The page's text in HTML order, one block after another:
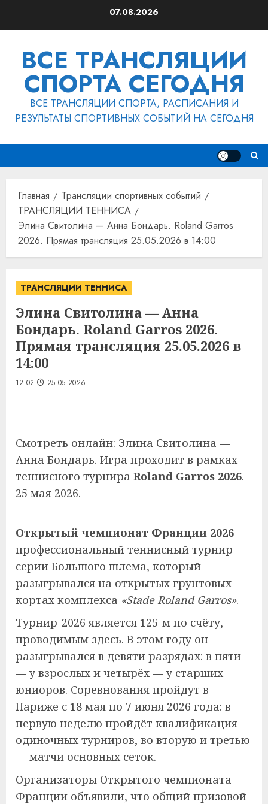
07.08.2026
ВСЕ ТРАНСЛЯЦИИ
СПОРТА СЕГОДНЯ
ВСЕ ТРАНСЛЯЦИИ СПОРТА, РАСПИСАНИЯ И
РЕЗУЛЬТАТЫ СПОРТИВНЫХ СОБЫТИЙ НА СЕГОДНЯ
Главная
Трансляции спортивных событий
ТРАНСЛЯЦИИ ТЕННИСА
Элина Свитолина — Анна Бондарь. Roland Garros
2026. Прямая трансляция 25.05.2026 в 14:00
ТРАНСЛЯЦИИ ТЕННИСА
Элина Свитолина — Анна
Бондарь. Roland Garros 2026.
Прямая трансляция 25.05.2026 в
14:00
12:02 25.05.2026
Смотреть онлайн: Элина Свитолина —
Анна Бондарь. Игра проходит в рамках
теннисного турнира Roland Garros 2026.
25 мая 2026.
Открытый чемпионат Франции 2026 —
профессиональный теннисный турнир
серии Большого шлема, который
разыгрывался на открытых грунтовых
кортах комплекса «Stade Roland Garros».
Турнир-2026 является 125-м по счёту,
проводимым здесь. В этом году он
разыгрывался в девяти разрядах: в пяти
— у взрослых и четырёх — у старших
юниоров. Соревнования пройдут в
Париже с 18 мая по 7 июня 2026 года: в
первую неделю пройдёт квалификация
одиночных турниров, во вторую и третью
— матчи основных сеток.
Организаторы Открытого чемпионата
Франции объявили, что общий призовой